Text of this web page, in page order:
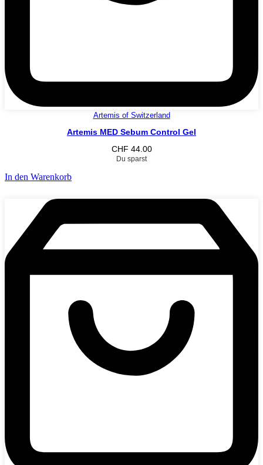
Artemis of Switzerland
Artemis MED Sebum Control Gel
CHF 44.00
Du sparst
In den Warenkorb